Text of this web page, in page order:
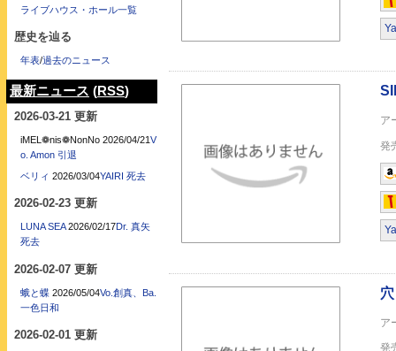
穴 / 沼 (TYPE-A)
ライブハウス・ホール一覧
歴史を辿る
年表/過去のニュース
最新ニュース (RSS)
2026-03-21 更新
iMEL❁nis❁NonNo 2026/04/21 V
o. Amon 引退
ベリィ 2026/03/04YAIRI 死去
2026-02-23 更新
LUNA SEA 2026/02/17Dr. 真矢
死去
2026-02-07 更新
蛾と蝶 2026/05/04Vo.創真、Ba.
一色日和
2026-02-01 更新